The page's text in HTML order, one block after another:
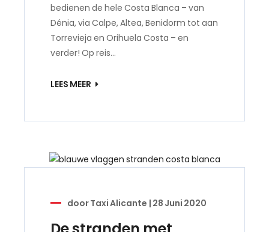
bedienen de hele Costa Blanca – van
Dénia, via Calpe, Altea, Benidorm tot aan
Torrevieja en Orihuela Costa – en
verder! Op reis…
LEES MEER
doorTaxi Alicante | 28 Juni 2020